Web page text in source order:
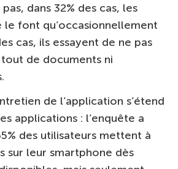
dans 32% des cas, les
le font qu’occasionnellement
cas, ils essayent de ne pas
de documents ni
de l’application s’étend
applications : l’enquête a
des utilisateurs mettent à
sur leur smartphone dès